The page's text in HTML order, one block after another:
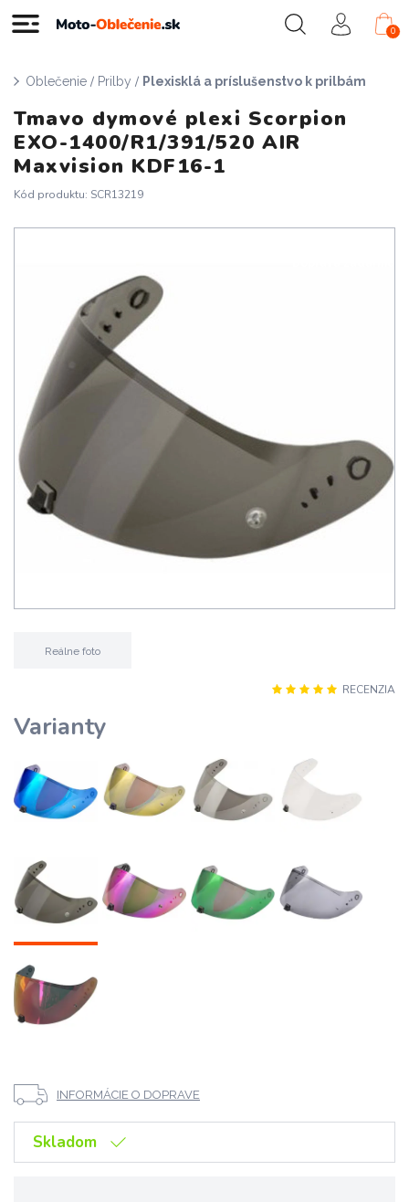
0
Oblečenie / Prilby / Plexisklá a príslušenstvo k prilbám
Tmavo dymové plexi Scorpion
EXO-1400/R1/391/520 AIR
Maxvision KDF16-1
Kód produktu: SCR13219
Reálne foto
RECENZIA
Varianty
INFORMÁCIE O DOPRAVE
Skladom